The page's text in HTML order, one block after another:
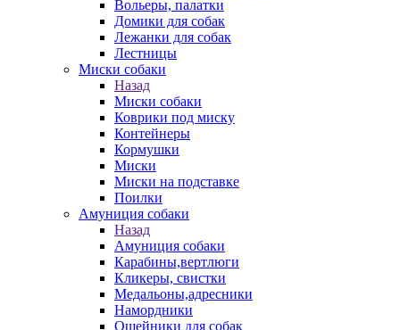
Вольеры, палатки
Домики для собак
Лежанки для собак
Лестницы
Миски собаки
Назад
Миски собаки
Коврики под миску
Контейнеры
Кормушки
Миски
Миски на подставке
Поилки
Амуниция собаки
Назад
Амуниция собаки
Карабины,вертлюги
Кликеры, свистки
Медальоны,адресники
Намордники
Ошейники для собак